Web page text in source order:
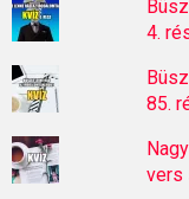
4.
85.
vers